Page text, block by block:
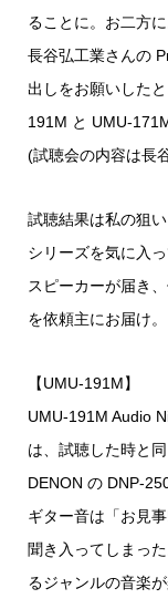
ることに。お二方
長谷弘工業さんの
出しをお願いした
191M と UMU-
(試聴会の内容は長
試聴結果は私の狙
シリーズを気に入
スピーカーが届き
を依頼主にお届け。
【UMU-191M】
UMU-191M Audio
は、試聴した時と
DENON の DNP-
ギター音は「お見
聞き入ってしまっ
るジャンルの音楽